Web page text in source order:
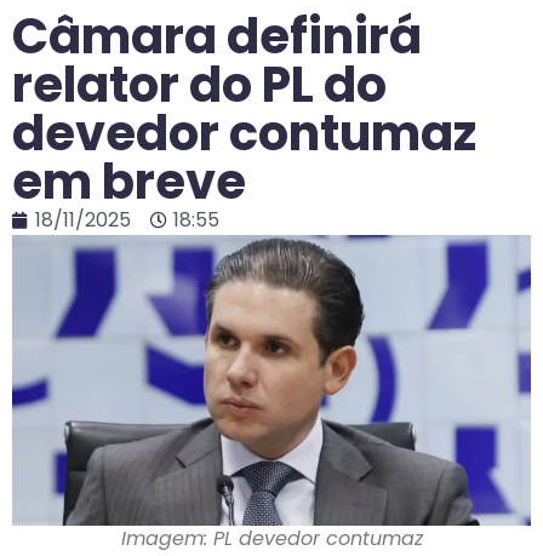
Câmara definirá
relator do PL do
devedor contumaz
em breve
18/11/2025 18:55
Imagem: PL devedor contumaz